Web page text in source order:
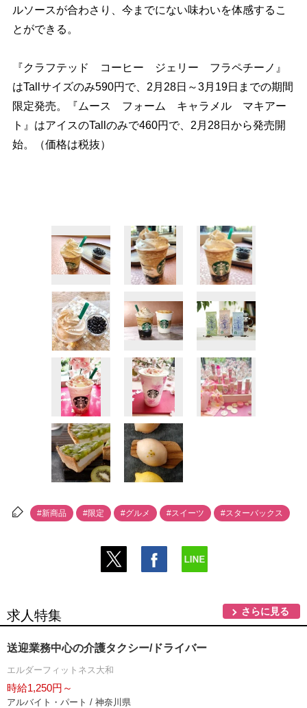
ルソースが合わさり、今までにない味わいを体感するこ
とができる。
『クラフテッド コーヒー ジェリー フラペチーノ』
はTallサイズのみ590円で、2月28日～3月19日までの期間
限定発売。『ムース フォーム キャラメル マキアー
ト』はアイスのTallのみで460円で、2月28日から発売開
始。（価格は税抜）
#新商品 #限定 #グルメ #スイーツ #スターバックス
求人特集 さらに見る
送迎業務中心の介護タクシー/ドライバー
エルダーフィットネス大和
時給1,250円～
アルバイト・パート / 神奈川県